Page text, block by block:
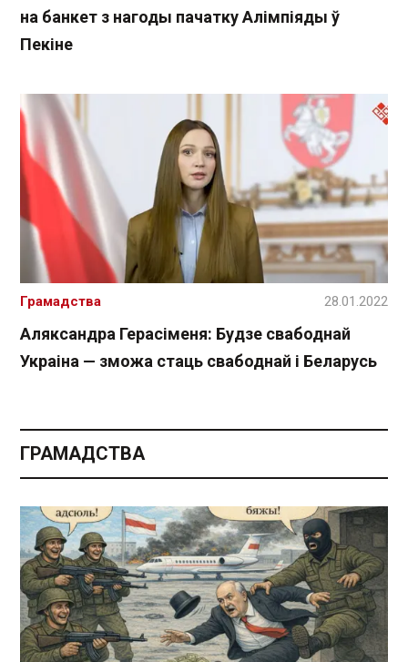
на банкет з нагоды пачатку Алімпіяды ў
Пекіне
Аляксандра Герасіменя: Будзе свабоднай
Украіна — зможа стаць свабоднай і Беларусь
Грамадства 28.01.2022
ГРАМАДСТВА